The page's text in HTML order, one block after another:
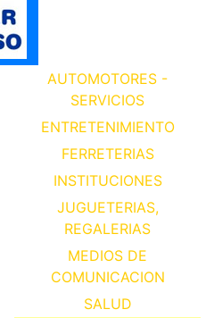
AUTOMOTORES -
SERVICIOS
ENTRETENIMIENTO
FERRETERIAS
INSTITUCIONES
JUGUETERIAS,
REGALERIAS
MEDIOS DE
COMUNICACION
SALUD